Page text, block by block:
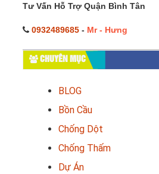
Tư Vấn Hỗ Trợ Quận Bình Tân
0932489685 - Mr - Hưng
CHUYÊN MỤC
BLOG
Bồn Cầu
Chống Dột
Chống Thấm
Dự Án